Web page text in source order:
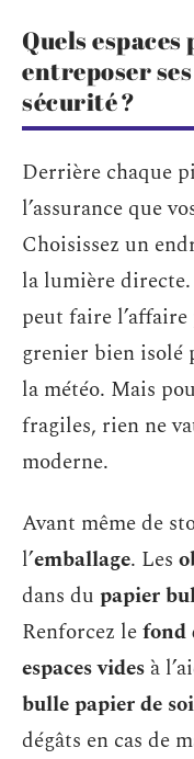
Quels
entreposer
sécurité ?
Derrière chaque
l’assurance que
Choisissez un
la lumière
peut faire
grenier bien isolé
la météo. Mais
fragiles, rien ne
moderne.
Avant même de
l’emballage. Les
dans du papier
Renforcez lefond
espaces vides à
bulle papier de
dégâts en cas de